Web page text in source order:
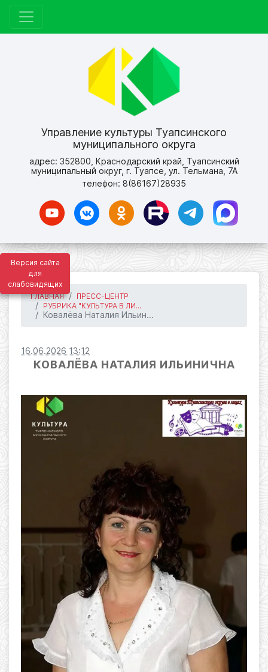
Версия сайта
для
слабовидящих
Управление культуры Туапсинского
муниципального округа
адрес: 352800, Краснодарский край, Туапсинский
муниципальный округ, г. Туапсе, ул. Тельмана, 7А
телефон: 8(86167)28935
ГЛАВНАЯ
ПРЕСС-ЦЕНТР
РУБРИКА "КУЛЬТУРА В ЛИ...
Ковалёва Наталия Ильин...
16.06.2026 13:12
КОВАЛЁВА НАТАЛИЯ ИЛЬИНИЧНА